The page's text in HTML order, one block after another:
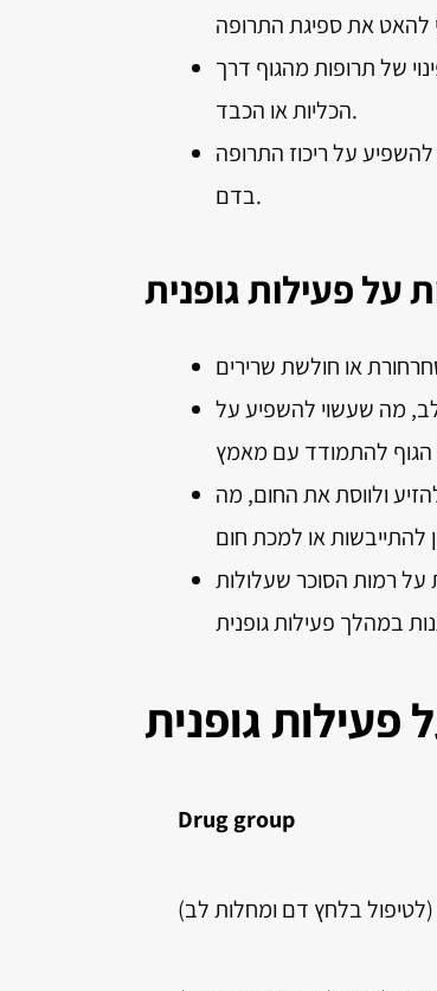
של תרופות מהגוף דרך
הכליות או הכבד.
על ריכוז התרופה
בדם.
מה שעשוי להשפיע על
ולווסת את החום, מה
על רמות הסוכר שעלולות
פעילות גופנית
Drug group
בלחץ דם ומחלות לב)